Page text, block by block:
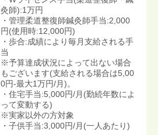
灸師):1万円
・管理柔道整復師鍼灸師手当:2,000
円(使用時:12,000円)
・歩合:成績により毎月支給される手
当
※予算達成状況によって出ない場合
もございます(支給される場合は5,00
0円-最大1万円/月)。
・住宅手当:5,000円/月(勤続年数によ
って変動する)
※実家以外の方対象
・子供手当:3,000円/月(一人あたり)